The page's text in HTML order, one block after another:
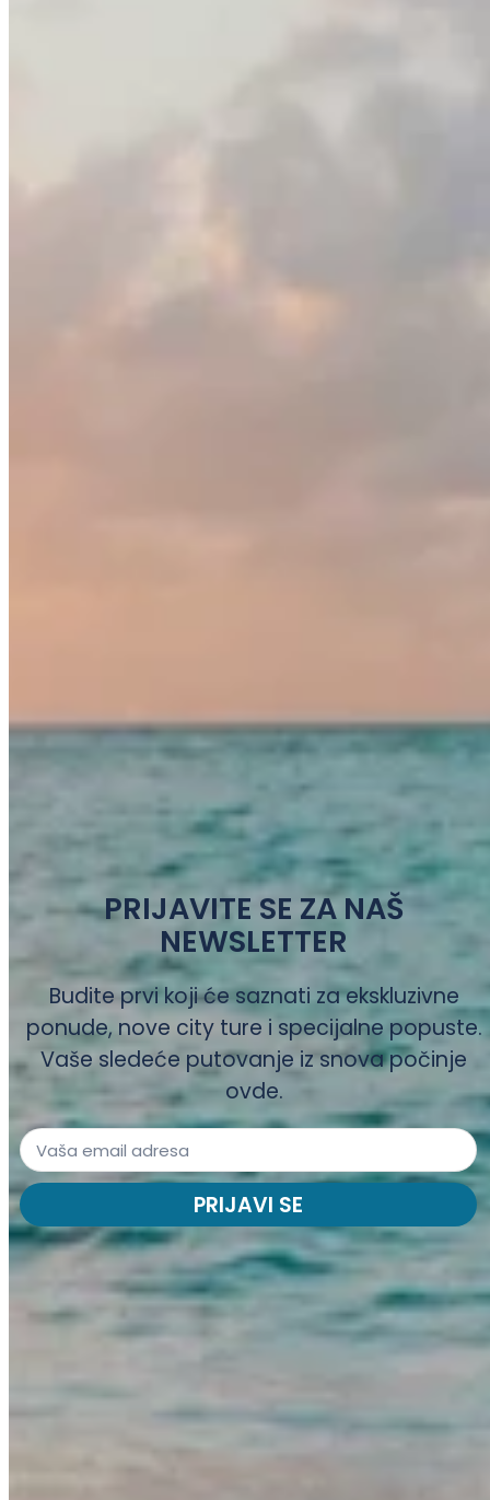
PRIJAVITE SE ZA NAŠ
NEWSLETTER
Budite prvi koji će saznati za ekskluzivne
ponude, nove city ture i specijalne popuste.
Vaše sledeće putovanje iz snova počinje
ovde.
PRIJAVI SE